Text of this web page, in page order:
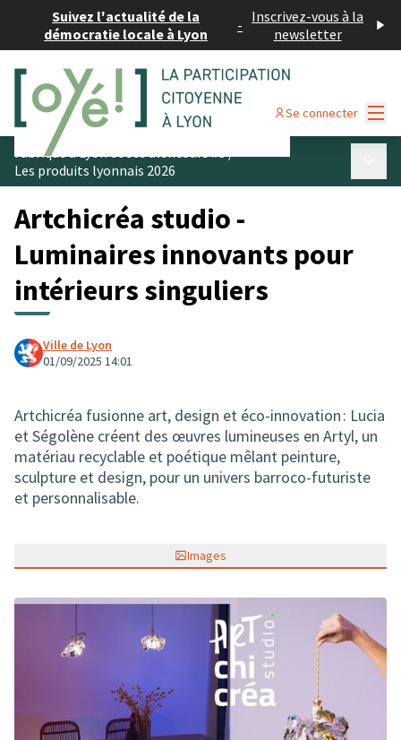
Suivez l'actualité de la
démocratie locale à Lyon
- Inscrivez-vous à la
newsletter
Se connecter
Fabriqué à Lyon et ses alentours #3/
Les produits lyonnais 2026
Artchicréa studio -
Luminaires innovants pour
intérieurs singuliers
Ville de Lyon
01/09/2025 14:01
Artchicréa fusionne art, design et éco-innovation : Lucia
et Ségolène créent des œuvres lumineuses en Artyl, un
matériau recyclable et poétique mêlant peinture,
sculpture et design, pour un univers barroco-futuriste
et personnalisable.
Images